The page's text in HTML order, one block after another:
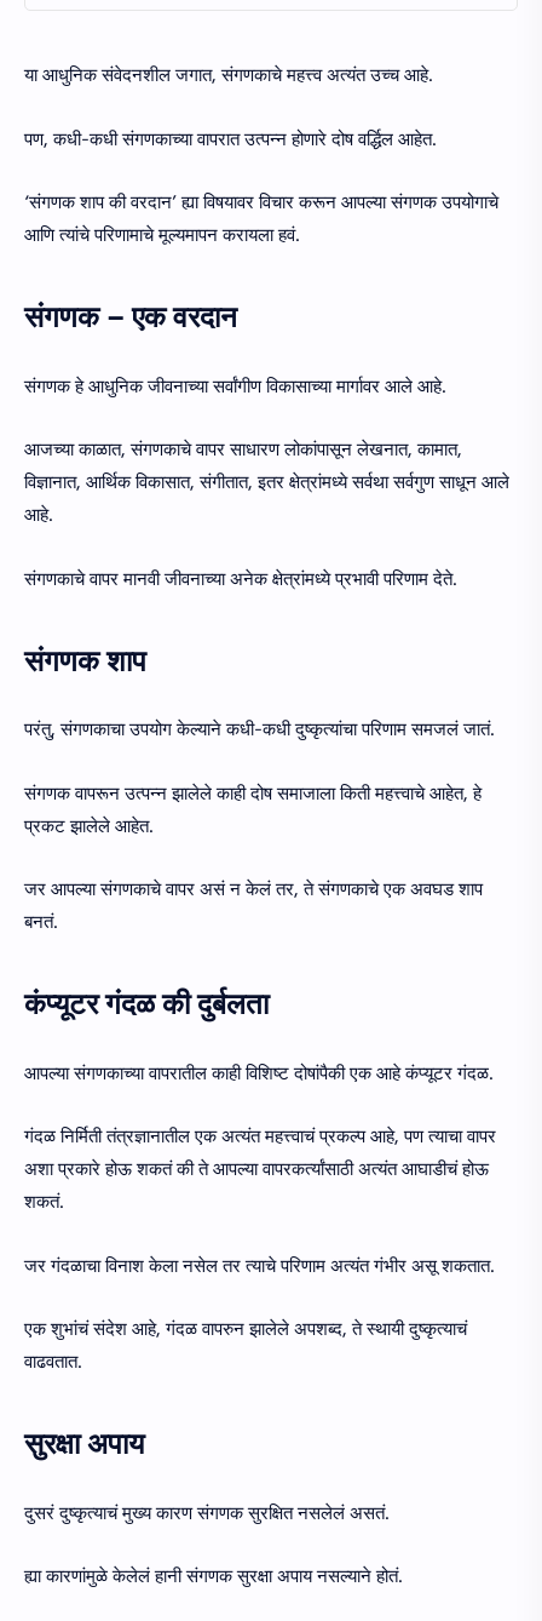
या आधुनिक संवेदनशील जगात, संगणकाचे महत्त्व अत्यंत उच्च आहे.
पण, कधी-कधी संगणकाच्या वापरात उत्पन्न होणारे दोष वर्द्धिल आहेत.
‘संगणक शाप की वरदान’ ह्या विषयावर विचार करून आपल्या संगणक उपयोगाचे
आणि त्यांचे परिणामाचे मूल्यमापन करायला हवं.
संगणक – एक वरदान
संगणक हे आधुनिक जीवनाच्या सर्वांगीण विकासाच्या मार्गावर आले आहे.
आजच्या काळात, संगणकाचे वापर साधारण लोकांपासून लेखनात, कामात,
विज्ञानात, आर्थिक विकासात, संगीतात, इतर क्षेत्रांमध्ये सर्वथा सर्वगुण साधून आले
आहे.
संगणकाचे वापर मानवी जीवनाच्या अनेक क्षेत्रांमध्ये प्रभावी परिणाम देते.
संगणक शाप
परंतु, संगणकाचा उपयोग केल्याने कधी-कधी दुष्कृत्यांचा परिणाम समजलं जातं.
संगणक वापरून उत्पन्न झालेले काही दोष समाजाला किती महत्त्वाचे आहेत, हे
प्रकट झालेले आहेत.
जर आपल्या संगणकाचे वापर असं न केलं तर, ते संगणकाचे एक अवघड शाप
बनतं.
कंप्यूटर गंदळ की दुर्बलता
आपल्या संगणकाच्या वापरातील काही विशिष्ट दोषांपैकी एक आहे कंप्यूटर गंदळ.
गंदळ निर्मिती तंत्रज्ञानातील एक अत्यंत महत्त्वाचं प्रकल्प आहे, पण त्याचा वापर
अशा प्रकारे होऊ शकतं की ते आपल्या वापरकर्त्यांसाठी अत्यंत आघाडीचं होऊ
शकतं.
जर गंदळाचा विनाश केला नसेल तर त्याचे परिणाम अत्यंत गंभीर असू शकतात.
एक शुभांचं संदेश आहे, गंदळ वापरुन झालेले अपशब्द, ते स्थायी दुष्कृत्याचं
वाढवतात.
सुरक्षा अपाय
दुसरं दुष्कृत्याचं मुख्य कारण संगणक सुरक्षित नसलेलं असतं.
ह्या कारणांमुळे केलेलं हानी संगणक सुरक्षा अपाय नसल्याने होतं.